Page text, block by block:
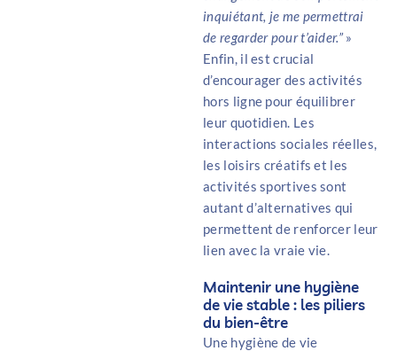
inquiétant, je me permettrai
de regarder pour t’aider.”»
Enfin, il est crucial
d’encourager des activités
hors ligne pour équilibrer
leur quotidien. Les
interactions sociales réelles,
les loisirs créatifs et les
activités sportives sont
autant d’alternatives qui
permettent de renforcer leur
lien avec la vraie vie.
Maintenir une hygiène
de vie stable : les piliers
du bien-être
Une hygiène de vie